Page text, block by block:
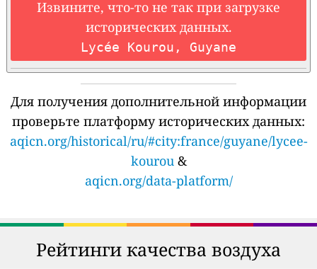
Извините, что-то не так при загрузке
исторических данных.
Lycée Kourou, Guyane
Для получения дополнительной информации
проверьте платформу исторических данных:
aqicn.org/historical/ru/#city:france/guyane/lycee-
kourou&
aqicn.org/data-platform/
Рейтинги качества воздуха